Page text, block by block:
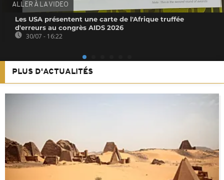
ALLER À LA VIDEO
Les USA présentent une carte de l'Afrique truffée
d'erreurs au congrès AIDS 2026
30/07 - 16:22
PLUS D'ACTUALITÉS